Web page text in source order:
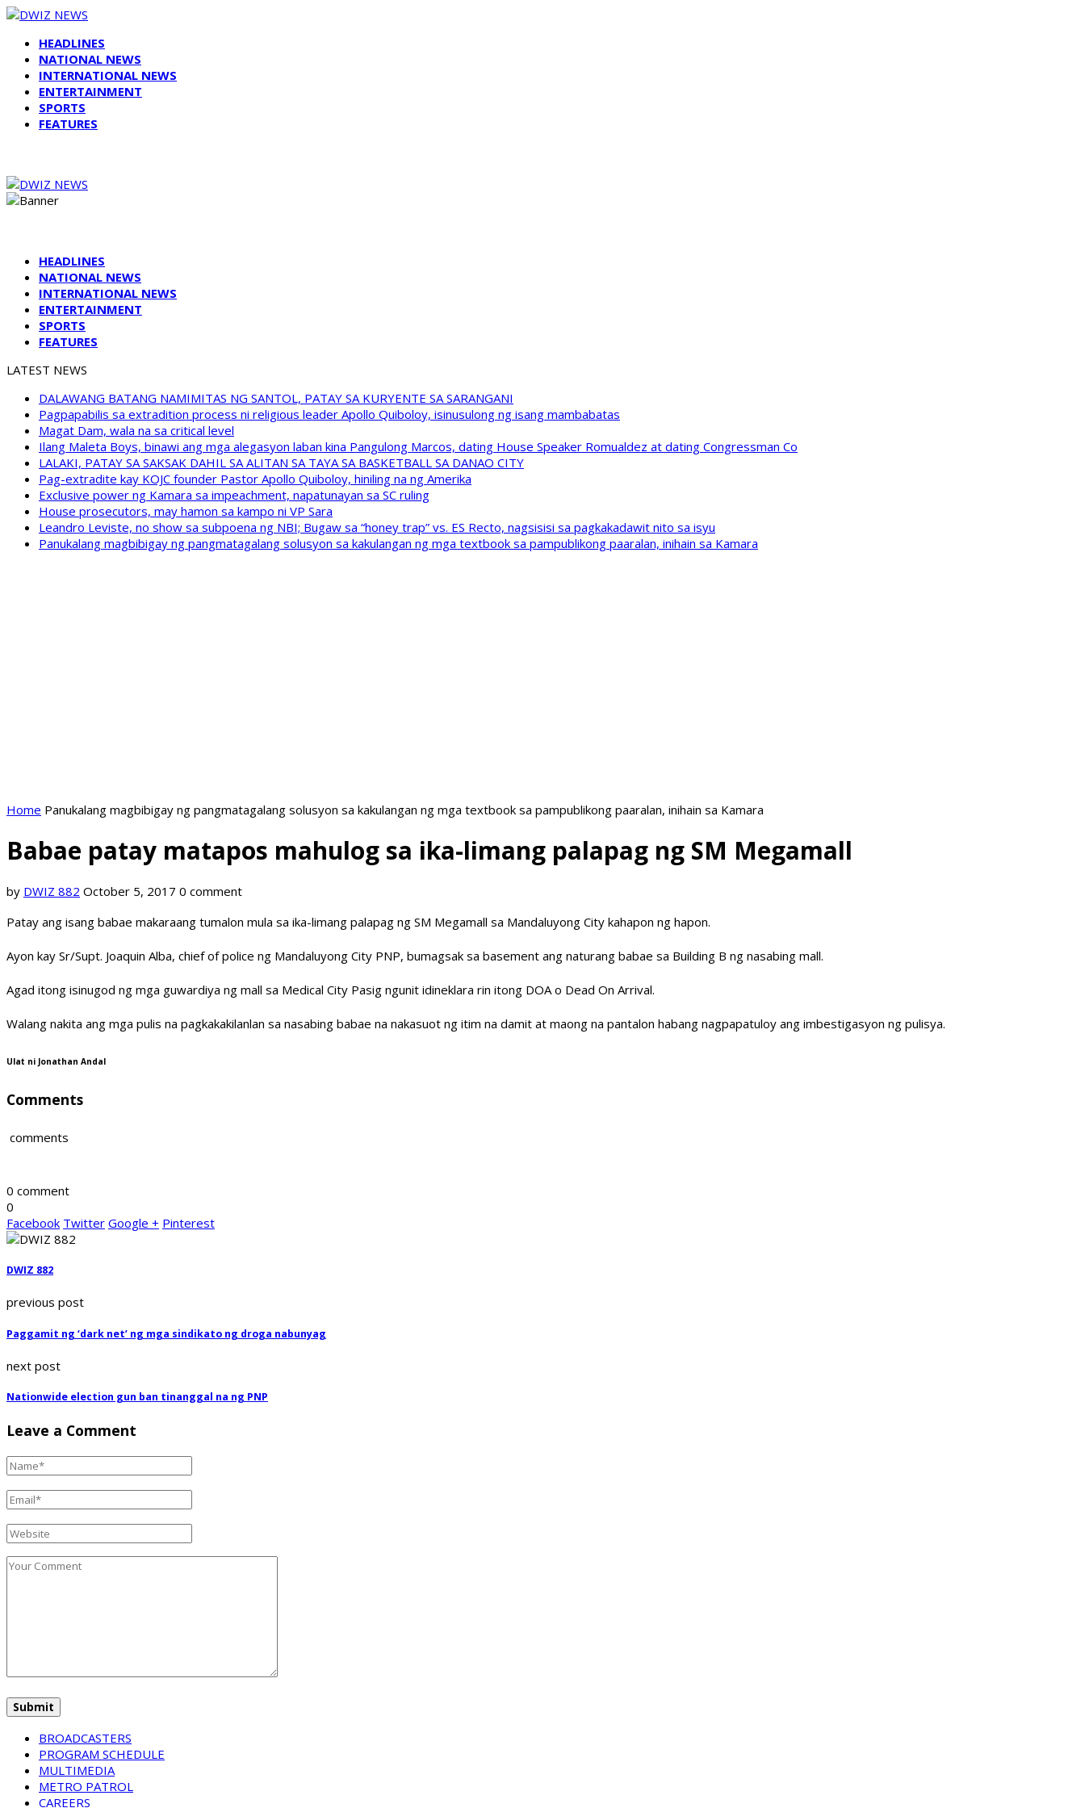
HEADLINES
NATIONAL NEWS
INTERNATIONAL NEWS
ENTERTAINMENT
SPORTS
FEATURES
HEADLINES
NATIONAL NEWS
INTERNATIONAL NEWS
ENTERTAINMENT
SPORTS
FEATURES
LATEST NEWS
DALAWANG BATANG NAMIMITAS NG SANTOL, PATAY SA KURYENTE SA SARANGANI
Pagpapabilis sa extradition process ni religious leader Apollo Quiboloy, isinusulong ng isang mambabatas
Magat Dam, wala na sa critical level
Ilang Maleta Boys, binawi ang mga alegasyon laban kina Pangulong Marcos, dating House Speaker Romualdez at dating Congressman Co
LALAKI, PATAY SA SAKSAK DAHIL SA ALITAN SA TAYA SA BASKETBALL SA DANAO CITY
Pag-extradite kay KOJC founder Pastor Apollo Quiboloy, hiniling na ng Amerika
Exclusive power ng Kamara sa impeachment, napatunayan sa SC ruling
House prosecutors, may hamon sa kampo ni VP Sara
Leandro Leviste, no show sa subpoena ng NBI; Bugaw sa “honey trap” vs. ES Recto, nagsisisi sa pagkakadawit nito sa isyu
Panukalang magbibigay ng pangmatagalang solusyon sa kakulangan ng mga textbook sa pampublikong paaralan, inihain sa Kamara
Home Panukalang magbibigay ng pangmatagalang solusyon sa kakulangan ng mga textbook sa pampublikong paaralan, inihain sa Kamara
Babae patay matapos mahulog sa ika-limang palapag ng SM Megamall
by DWIZ 882 October 5, 2017 0 comment
Patay ang isang babae makaraang tumalon mula sa ika-limang palapag ng SM Megamall sa Mandaluyong City kahapon ng hapon.
Ayon kay Sr/Supt. Joaquin Alba, chief of police ng Mandaluyong City PNP, bumagsak sa basement ang naturang babae sa Building B ng nasabing mall.
Agad itong isinugod ng mga guwardiya ng mall sa Medical City Pasig ngunit idineklara rin itong DOA o Dead On Arrival.
Walang nakita ang mga pulis na pagkakakilanlan sa nasabing babae na nakasuot ng itim na damit at maong na pantalon habang nagpapatuloy ang imbestigasyon ng pulisya.
Ulat ni Jonathan Andal
Comments
comments
0 comment
0
Facebook Twitter Google + Pinterest
DWIZ 882
previous post
Paggamit ng ‘dark net’ ng mga sindikato ng droga nabunyag
next post
Nationwide election gun ban tinanggal na ng PNP
Leave a Comment
BROADCASTERS
PROGRAM SCHEDULE
MULTIMEDIA
METRO PATROL
CAREERS